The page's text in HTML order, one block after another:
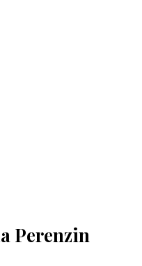
Perenzin